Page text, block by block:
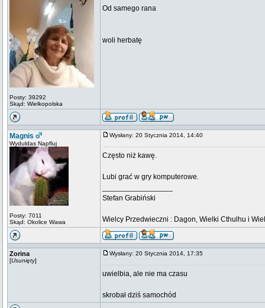
Posty: 39292
Skąd: Wielkopolska
Od samego rana
woli herbatę
Magnis
Wyduldas Napfluj
Posty: 7011
Skąd: Okolice Wawa
Wysłany: 20 Stycznia 2014, 14:40
Często niż kawę.
Lubi grać w gry komputerowe.
Stefan Grabiński
Wielcy Przedwieczni : Dagon, Wielki Cthulhu i
Zorina
[Usunięty]
Wysłany: 20 Stycznia 2014, 17:35
uwielbia, ale nie ma czasu
skrobał dziś samochód